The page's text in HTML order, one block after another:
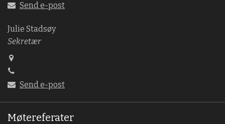
Send e-post
Julie Stadsøy
Sekretær
Send e-post
Møtereferater